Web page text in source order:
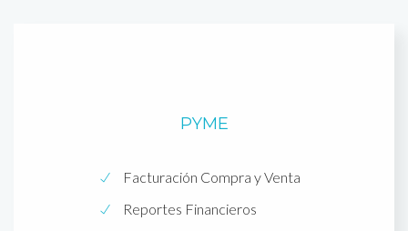
PYME
Facturación Compra y Venta
Reportes Financieros